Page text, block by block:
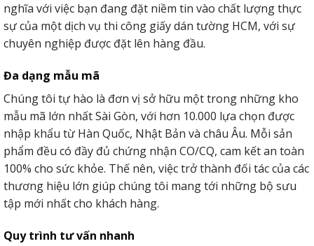
nghĩa với việc bạn đang đặt niềm tin vào chất lượng thực
sự của một dịch vụ thi công giấy dán tường HCM, với sự
chuyên nghiệp được đặt lên hàng đầu.
Đa dạng mẫu mã
Chúng tôi tự hào là đơn vị sở hữu một trong những kho
mẫu mã lớn nhất Sài Gòn, với hơn 10.000 lựa chọn được
nhập khẩu từ Hàn Quốc, Nhật Bản và châu Âu. Mỗi sản
phẩm đều có đầy đủ chứng nhận CO/CQ, cam kết an toàn
100% cho sức khỏe. Thế nên, việc trở thành đối tác của các
thương hiệu lớn giúp chúng tôi mang tới những bộ sưu
tập mới nhất cho khách hàng.
Quy trình tư vấn nhanh